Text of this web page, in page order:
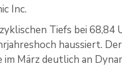
Inc.
Tiefs bei 68,84
haussiert.
März deutlich an